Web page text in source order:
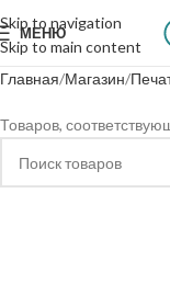
Skip to navigation
Skip to main content
МЕНЮ
Главная Магазин
Товаров,